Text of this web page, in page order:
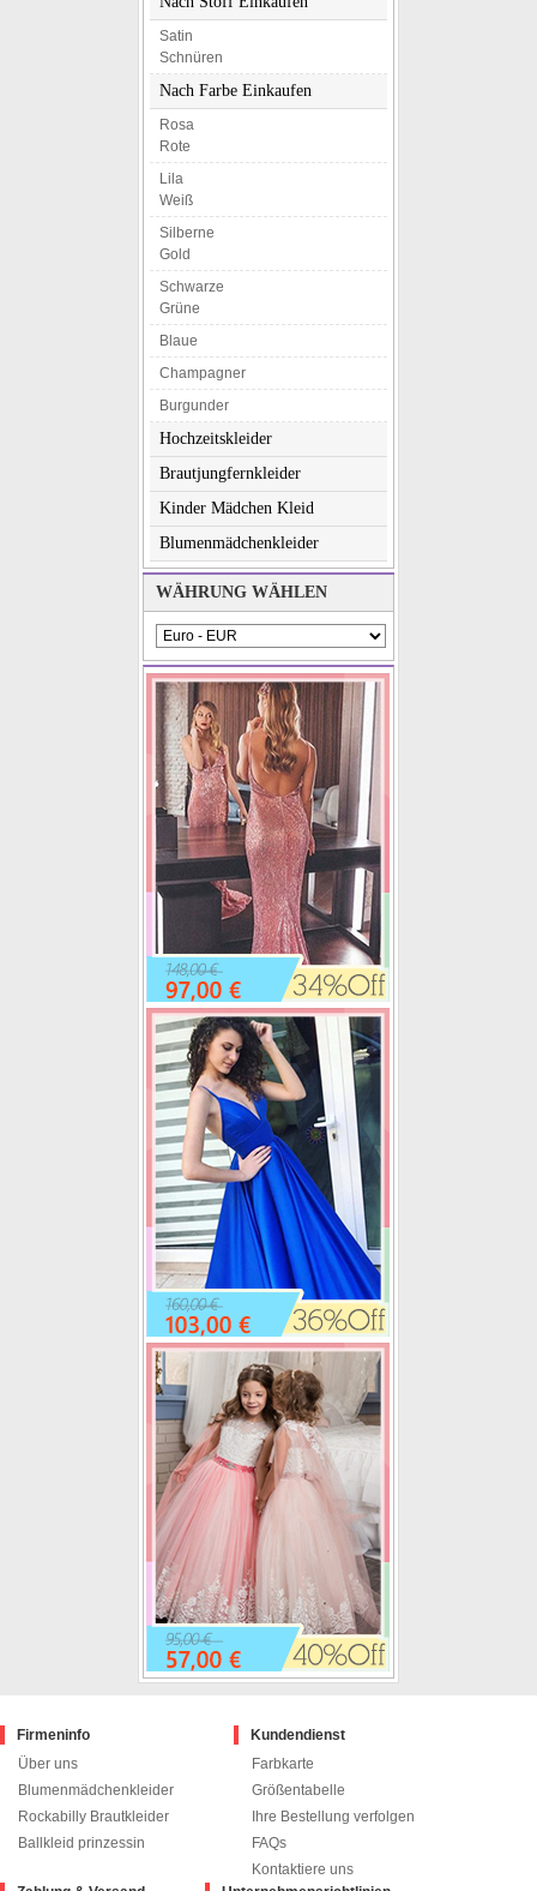
Satin
Schnüren
Nach Farbe Einkaufen
Rosa
Rote
Lila
Weiß
Silberne
Gold
Schwarze
Grüne
Blaue
Champagner
Burgunder
Hochzeitskleider
Brautjungfernkleider
Kinder Mädchen Kleid
Blumenmädchenkleider
WÄHRUNG WÄHLEN
Firmeninfo
Über uns
Blumenmädchenkleider
Rockabilly Brautkleider
Ballkleid prinzessin
Kundendienst
Farbkarte
Größentabelle
Ihre Bestellung verfolgen
FAQs
Kontaktiere uns